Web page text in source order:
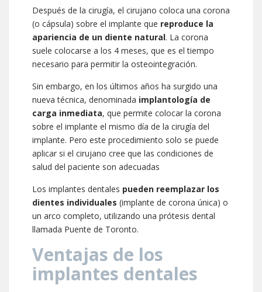
Después de la cirugía, el cirujano coloca una corona
(o cápsula) sobre el implante que reproduce la
apariencia de un diente natural. La corona
suele colocarse a los 4 meses, que es el tiempo
necesario para permitir la osteointegración.
Sin embargo, en los últimos años ha surgido una
nueva técnica, denominada implantología de
carga inmediata, que permite colocar la corona
sobre el implante el mismo día de la cirugía del
implante. Pero este procedimiento solo se puede
aplicar si el cirujano cree que las condiciones de
salud del paciente son adecuadas
Los implantes dentales pueden reemplazar los
dientes individuales (implante de corona única) o
un arco completo, utilizando una prótesis dental
llamada Puente de Toronto.
Ventajas de los
implantes dentales